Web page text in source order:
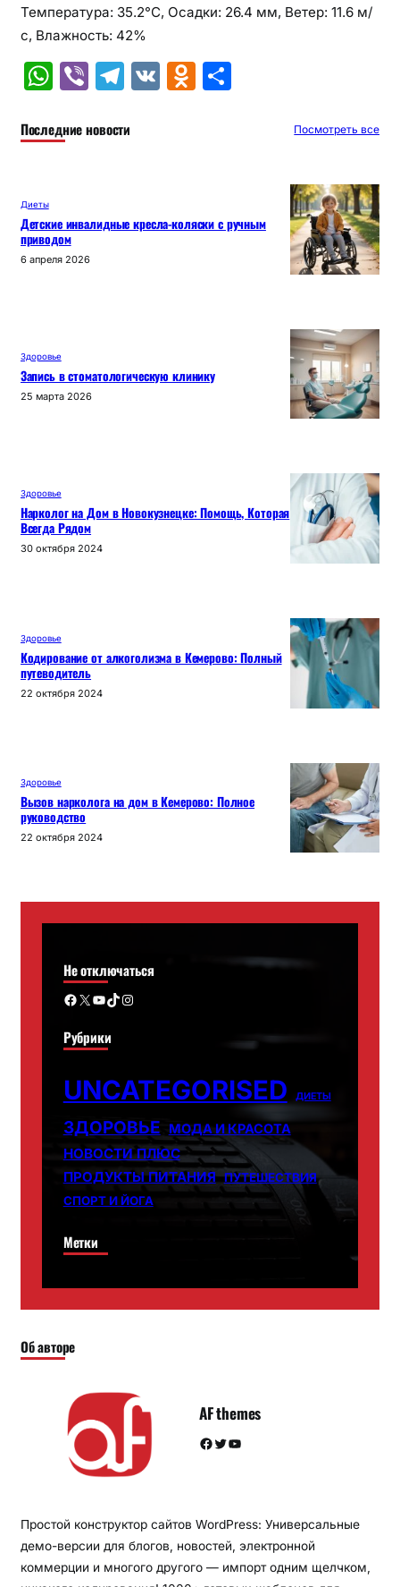
Температура: 35.2°C, Осадки: 26.4 мм, Ветер: 11.6 м/
с, Влажность: 42%
W
at
p
p
Vi
er
T
e
m
V O
a
О
в
Последние новости Посмотреть все
Диеты
Детские инвалидные кресла-коляски с ручным
приводом
6 апреля 2026
Здоровье
Запись в стоматологическую клинику
25 марта 2026
Здоровье
Нарколог на Дом в Новокузнецке: Помощь, Которая
Всегда Рядом
30 октября 2024
Здоровье
Кодирование от алкоголизма в Кемерово: Полный
путеводитель
22 октября 2024
Здоровье
Вызов нарколога на дом в Кемерово: Полное
руководство
22 октября 2024
Не отключаться
Facebook X YouTube TikTok Instagram
Рубрики
UNCATEGORISED ДИЕТЫ
ЗДОРОВЬЕ МОДА И КРАСОТА
НОВОСТИ ПЛЮС
ПРОДУКТЫ ПИТАНИЯ ПУТЕШЕСТВИЯ
СПОРТ И ЙОГА
Метки
Об авторе
AF themes
Facebook Twitter YouTube
Простой конструктор сайтов WordPress: Универсальные
демо-версии для блогов, новостей, электронной
коммерции и многого другого — импорт одним щелчком,